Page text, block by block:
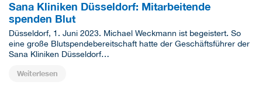
Sana Kliniken Düsseldorf: Mitarbeitende
spenden Blut
Düsseldorf, 1. Juni 2023. Michael Weckmann ist begeistert. So
eine große Blutspendebereitschaft hatte der Geschäftsführer der
Sana Kliniken Düsseldorf…
Weiterlesen